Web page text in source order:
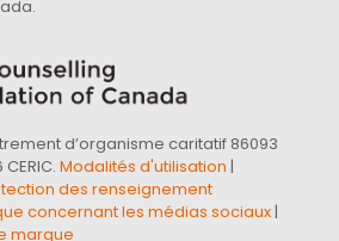
d’organisme caritatif 86093
CERIC. Modalités d'utilisation |
des renseignement
concernant les médias sociaux|
marque